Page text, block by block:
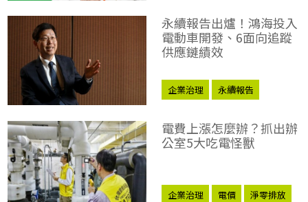
永續報告出爐！鴻海投入
電動車開發、6面向追蹤
供應鏈績效
企業治理 永續報告
電費上漲怎麼辦？抓出辦
公室5大吃電怪獸
企業治理 電價 淨零排放